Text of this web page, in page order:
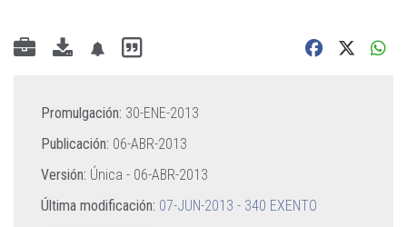
Promulgación: 30-ENE-2013
Publicación: 06-ABR-2013
Versión: Única - 06-ABR-2013
Última modificación: 07-JUN-2013 - 340 EXENTO